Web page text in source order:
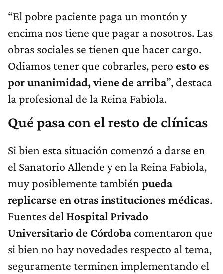
“El pobre paciente paga un montón y
encima nos tiene que pagar a nosotros. Las
obras sociales se tienen que hacer cargo.
Odiamos tener que cobrarles, pero esto es
por unanimidad, viene de arriba”, destaca
la profesional de la Reina Fabiola.
Qué pasa con el resto de clínicas
Si bien esta situación comenzó a darse en
el Sanatorio Allende y en la Reina Fabiola,
muy posiblemente también pueda
replicarse en otras instituciones médicas.
Fuentes del Hospital Privado
Universitario de Córdobacomentaron que
si bien no hay novedades respecto al tema,
seguramente terminen implementando el